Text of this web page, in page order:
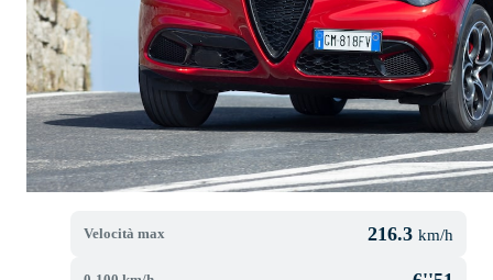
Velocità max 216.3 km/h